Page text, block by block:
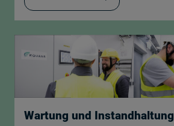
Wartung und Instandhaltung